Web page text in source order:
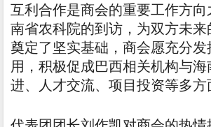
互利合作是商会的重要工作方
南省农科院的到访，为双方未
奠定了坚实基础，商会愿充分
用，积极促成巴西相关机构与海
进、人才交流、项目投资等多方